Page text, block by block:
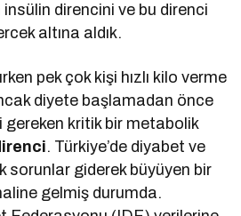
direncini ve bu direnci
altına aldık.
pek çok kişi hızlı kilo verme
diyete başlamadan önce
gereken kritik bir metabolik
. Türkiye’de diyabet ve
sorunlar giderek büyüyen bir
gelmiş durumda.